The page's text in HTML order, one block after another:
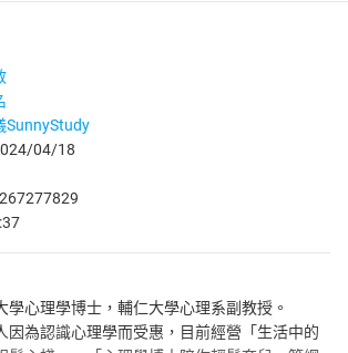
SunnyStudy
04/18
學心理學博士，輔仁大學心理系副教授。
因為認識心理學而受惠，目前經營「生活中的